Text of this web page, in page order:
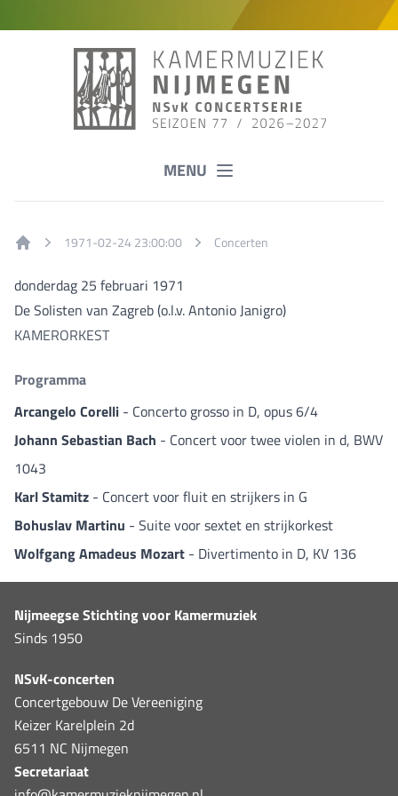
MENU
1971-02-24 23:00:00 Concerten
donderdag 25 februari 1971
De Solisten van Zagreb (o.l.v. Antonio Janigro)
KAMERORKEST
Programma
Arcangelo Corelli - Concerto grosso in D, opus 6/4
Johann Sebastian Bach - Concert voor twee violen in d, BWV
1043
Karl Stamitz - Concert voor fluit en strijkers in G
Bohuslav Martinu - Suite voor sextet en strijkorkest
Wolfgang Amadeus Mozart - Divertimento in D, KV 136
Nijmeegse Stichting voor Kamermuziek
Sinds 1950
NSvK-concerten
Concertgebouw De Vereeniging
Keizer Karelplein 2d
6511 NC Nijmegen
Secretariaat